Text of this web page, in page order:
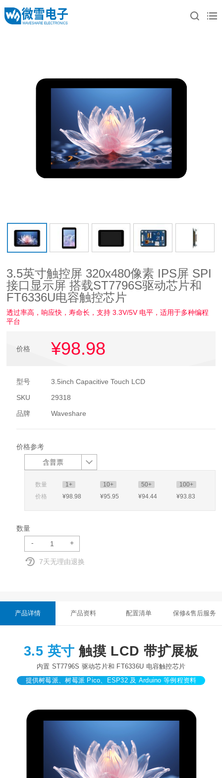
3.5英寸触控屏 320x480像素 IPS屏 SPI
接口显示屏 搭载ST7796S驱动芯片和
FT6336U电容触控芯片
透过率高，响应快，寿命长，支持 3.3V/5V 电平，适用于多种编程
平台
价格 ¥98.98
型号
3.5inch Capacitive Touch LCD
SKU
29318
品牌
Waveshare
价格参考
含普票
数量 1+ 10+ 50+
100+
价格
¥98.98 ¥95.95 ¥94.44 ¥93.83
数量
-
+
7天无理由退换
产品详情 产品资料 配置清单 保修&售后服务
3.5 英寸 触摸 LCD 带扩展板
内置 ST7796S 驱动芯片和 FT6336U 电容触控芯片
提供树莓派、树莓派 Pico、ESP32 及 Arduino 等例程资料